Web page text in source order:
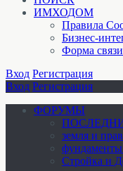
ИМХОДОМ
Правила
Бизнес-
Форма
Вход Регистрация
Вход Регистрация
ФОРУМЫ
земля и
Стройка и